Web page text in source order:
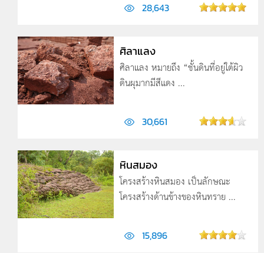
28,643
ศิลาแลง
ศิลาแลง หมายถึง “ชั้นดินที่อยู่ใต้ผิว
ดินผุมากมีสีแดง ...
30,661
หินสมอง
โครงสร้างหินสมอง เป็นลักษณะ
โครงสร้างด้านข้างของหินทราย ...
15,896